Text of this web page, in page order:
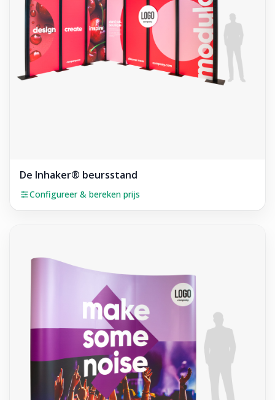
De Inhaker® beursstand
Configureer & bereken prijs